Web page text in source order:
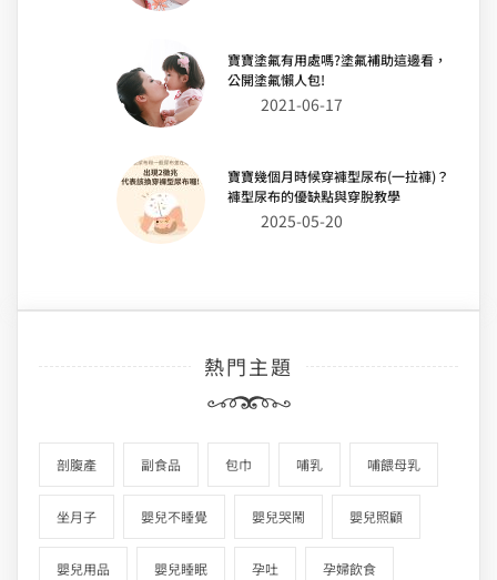
寶寶塗氟有用處嗎?塗氟補助這邊看，
公開塗氟懶人包!
2021-06-17
寶寶幾個月時候穿褲型尿布(一拉褲)？
褲型尿布的優缺點與穿脫教學
2025-05-20
熱門主題
剖腹產 副食品 包巾 哺乳 哺餵母乳
坐月子 嬰兒不睡覺 嬰兒哭鬧 嬰兒照顧
嬰兒用品 嬰兒睡眠 孕吐 孕婦飲食